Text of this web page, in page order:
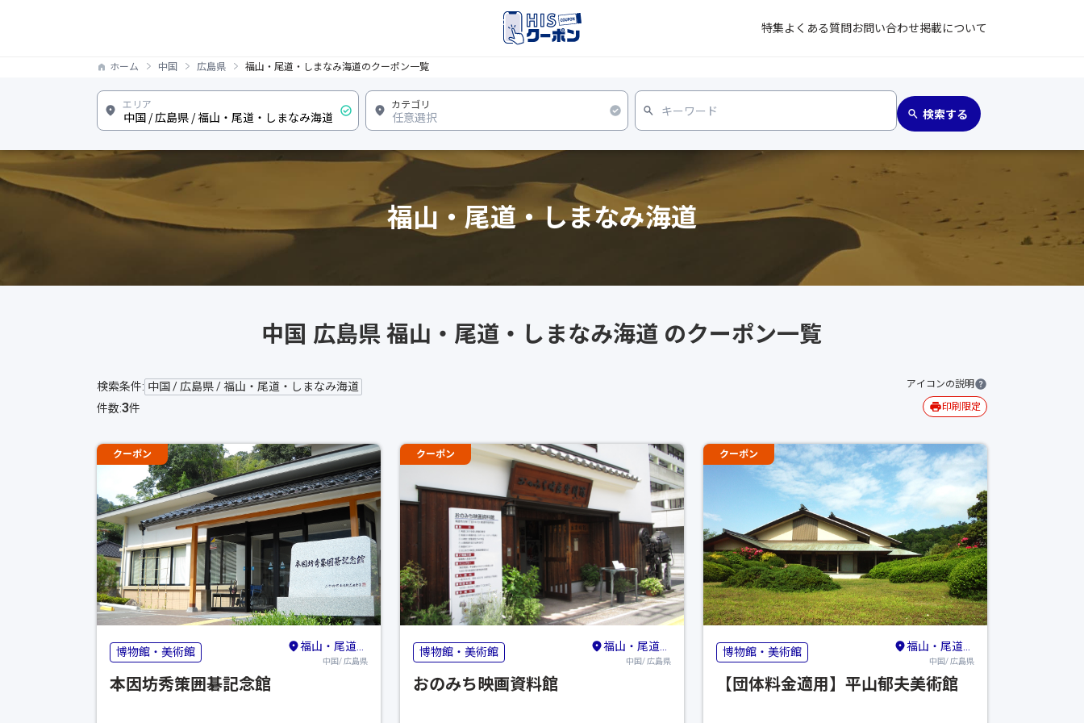
特集よくある質問お問い合わせ掲載について
ホーム 中国 広島県 福山・尾道・しまなみ海道のクーポン一覧
福山・尾道・しまなみ海道
中国 広島県 福山・尾道・しまなみ海道 のクーポン一覧
検索条件: 中国 / 広島県 / 福山・尾道・しまなみ海道
件数:3件
アイコンの説明
印刷限定
クーポン
博物館・美術館 福山・尾道・しまなみ海道
中国/ 広島県
本因坊秀策囲碁記念館
クーポン
博物館・美術館 福山・尾道・しまなみ海道
中国/ 広島県
おのみち映画資料館
クーポン
博物館・美術館 福山・尾道・しまなみ海道
中国/ 広島県
【団体料金適用】平山郁夫美術館